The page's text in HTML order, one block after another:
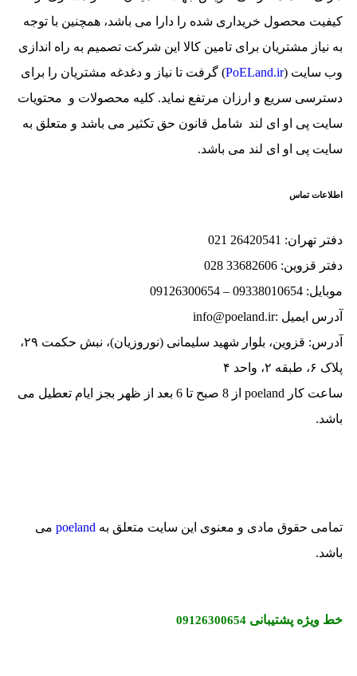
کیفیت محصول خریداری شده را دارا می باشد، همچنین با توجه
به نیاز مشتریان برای تامین کالا این شرکت تصمیم به راه اندازی
وب سایت (PoELand.ir) گرفت تا نیاز و دغدغه مشتریان را برای
دسترسی سریع و ارزان مرتفع نماید. کلیه محصولات و محتویات
سایت پی او ای لند شامل قانون حق تکثیر می باشد و متعلق به
سایت پی او ای لند می باشد.
اطلاعات تماس
دفتر تهران: 26420541 021
دفتر قزوین: 33682606 028
موبایل: 09338010654 – 09126300654
آدرس ایمیل :info@poeland.ir
آدرس: قزوین، بلوار شهید سلیمانی (نوروزیان)، نبش حکمت ۲۹،
پلاک ۶، طبقه ۲، واحد ۴
ساعت کار poeland از 8 صبح تا 6 بعد از ظهر بجز ایام تعطیل می
باشد.
تمامی حقوق مادی و معنوی این سایت متعلق به poeland می
باشد.
خط ویژه پشتیبانی 09126300654